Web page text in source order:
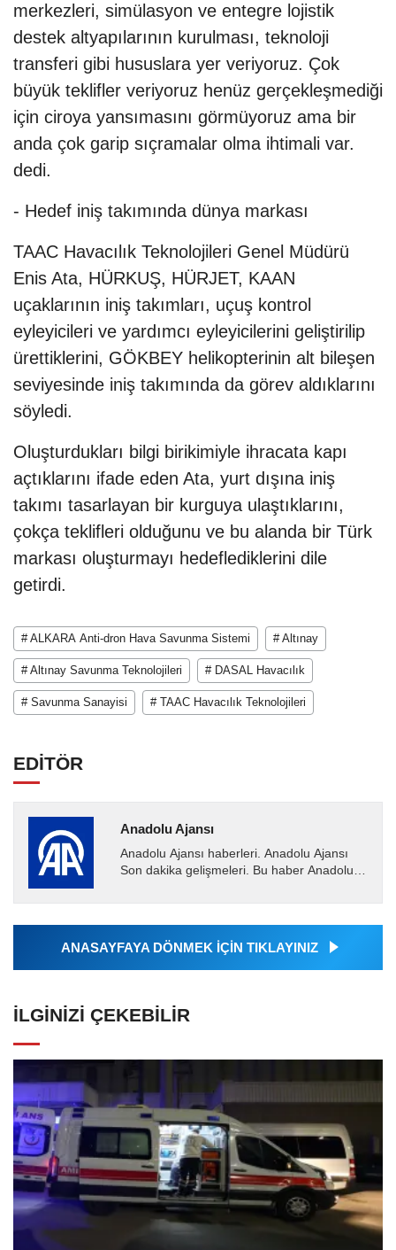
merkezleri, simülasyon ve entegre lojistik
destek altyapılarının kurulması, teknoloji
transferi gibi hususlara yer veriyoruz. Çok
büyük teklifler veriyoruz henüz gerçekleşmediği
için ciroya yansımasını görmüyoruz ama bir
anda çok garip sıçramalar olma ihtimali var.
dedi.
- Hedef iniş takımında dünya markası
TAAC Havacılık Teknolojileri Genel Müdürü
Enis Ata, HÜRKUŞ, HÜRJET, KAAN
uçaklarının iniş takımları, uçuş kontrol
eyleyicileri ve yardımcı eyleyicilerini geliştirilip
ürettiklerini, GÖKBEY helikopterinin alt bileşen
seviyesinde iniş takımında da görev aldıklarını
söyledi.
Oluşturdukları bilgi birikimiyle ihracata kapı
açtıklarını ifade eden Ata, yurt dışına iniş
takımı tasarlayan bir kurguya ulaştıklarını,
çokça teklifleri olduğunu ve bu alanda bir Türk
markası oluşturmayı hedeflediklerini dile
getirdi.
# ALKARA Anti-dron Hava Savunma Sistemi # Altınay
# Altınay Savunma Teknolojileri # DASAL Havacılık
# Savunma Sanayisi # TAAC Havacılık Teknolojileri
EDİTÖR
Anadolu Ajansı
Anadolu Ajansı haberleri. Anadolu Ajansı
Son dakika gelişmeleri. Bu haber Anadolu
Ajansı tarafından...
ANASAYFAYA DÖNMEK İÇİN TIKLAYINIZ
İLGINIZI ÇEKEBILIR